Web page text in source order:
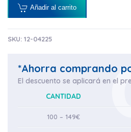
Añadir al carrito
SKU: 12-04225
*Ahorra comprando
El descuento se aplicará en el
CANTIDAD
100 – 149€